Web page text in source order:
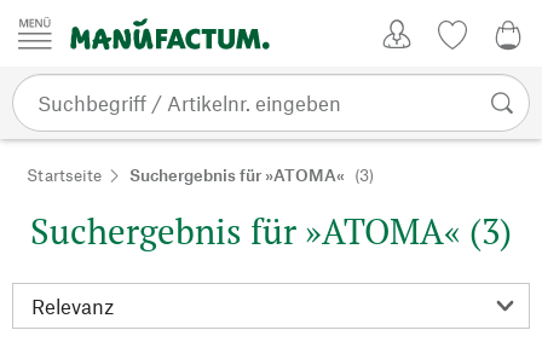
Zum Inhalt springen
Startseite Suchergebnis für »ATOMA« (3)
Suchergebnis für »ATOMA« (3)